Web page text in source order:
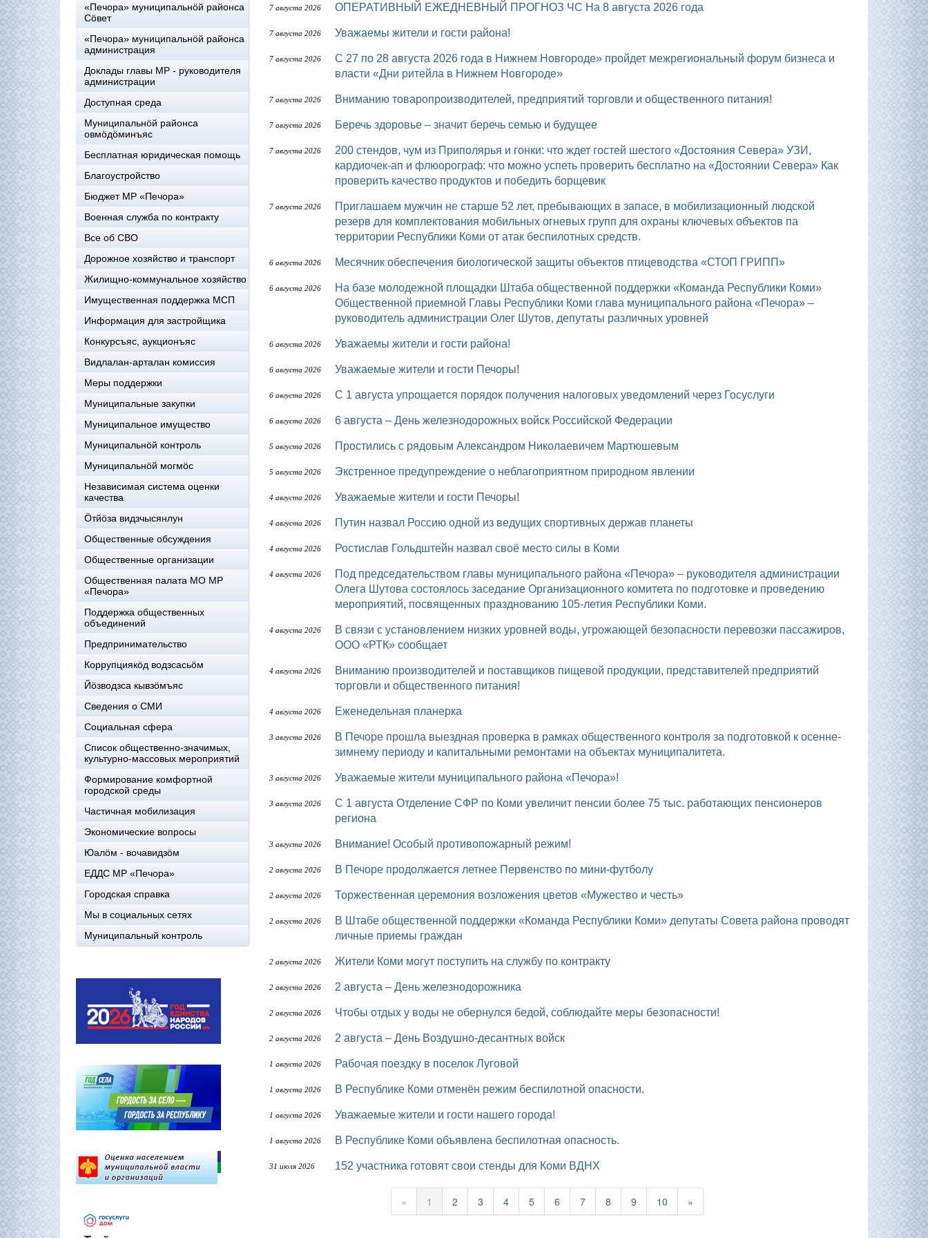
«Печора» муниципальнöй районса
Сöвет
«Печора» муниципальнöй районса
администрация
Доклады главы МР - руководителя
администрации
Доступная среда
Муниципальнöй районса
овмöдöминъяс
Бесплатная юридическая помощь
Благоустройство
Бюджет МР «Печора»
Военная служба по контракту
Все об СВО
Дорожное хозяйство и транспорт
Жилищно-коммунальное хозяйство
Имущественная поддержка МСП
Информация для застройщика
Конкурсъяс, аукционъяс
Видлалан-арталан комиссия
Меры поддержки
Муниципальные закупки
Муниципальное имущество
Муниципальнӧй контроль
Муниципальнöй могмöс
Независимая система оценки
качества
Öтйöза видзчысянлун
Общественные обсуждения
Общественные организации
Общественная палата МО МР
«Печора»
Поддержка общественных
объединений
Предпринимательство
Коррупциякöд водзсасьöм
Йöзводзса кывзöмъяс
Сведения о СМИ
Социальная сфера
Список общественно-значимых,
культурно-массовых мероприятий
Формирование комфортной
городской среды
Частичная мобилизация
Экономические вопросы
Юалӧм - вочавидзӧм
ЕДДС МР «Печора»
Городская справка
Мы в социальных сетях
Муниципальный контроль
7 августа 2026 ОПЕРАТИВНЫЙ ЕЖЕДНЕВНЫЙ ПРОГНОЗ ЧС На 8 августа 2026 года
7 августа 2026 Уважаемы жители и гости района!
7 августа 2026
с 27 по 28 августа 2026 года в Нижнем Новгороде» пройдет межрегиональный форум бизнеса и
власти «Дни ритейла в Нижнем Новгороде»
7 августа 2026 Вниманию товаропроизводителей, предприятий торговли и общественного питания!
7 августа 2026 Беречь здоровье – значит беречь семью и будущее
7 августа 2026
200 стендов, чум из Приполярья и гонки: что ждет гостей шестого «Достояния Севера» УЗИ,
кардиочек-ап и флюорограф: что можно успеть проверить бесплатно на «Достоянии Севера» Как
проверить качество продуктов и победить борщевик
7 августа 2026
Приглашаем мужчин не старше 52 лет, пребывающих в запасе, в мобилизационный людской
резерв для комплектования мобильных огневых групп для охраны ключевых объектов па
территории Республики Коми от атак беспилотных средств.
6 августа 2026 Месячник обеспечения биологической защиты объектов птицеводства «СТОП ГРИПП»
6 августа 2026
На базе молодежной площадки Штаба общественной поддержки «Команда Республики Коми»
Общественной приемной Главы Республики Коми глава муниципального района «Печора» –
руководитель администрации Олег Шутов, депутаты различных уровней
6 августа 2026 Уважаемы жители и гости района!
6 августа 2026 Уважаемые жители и гости Печоры!
6 августа 2026 С 1 августа упрощается порядок получения налоговых уведомлений через Госуслуги
6 августа 2026 6 августа – День железнодорожных войск Российской Федерации
5 августа 2026 Простились с рядовым Александром Николаевичем Мартюшевым
5 августа 2026 Экстренное предупреждение о неблагоприятном природном явлении
4 августа 2026 Уважаемые жители и гости Печоры!
4 августа 2026 Путин назвал Россию одной из ведущих спортивных держав планеты
4 августа 2026 Ростислав Гольдштейн назвал своё место силы в Коми
4 августа 2026
Под председательством главы муниципального района «Печора» – руководителя администрации
Олега Шутова состоялось заседание Организационного комитета по подготовке и проведению
мероприятий, посвященных празднованию 105-летия Республики Коми.
4 августа 2026
В связи с установлением низких уровней воды, угрожающей безопасности перевозки пассажиров,
ООО «РТК» сообщает
4 августа 2026
Вниманию производителей и поставщиков пищевой продукции, представителей предприятий
торговли и общественного питания!
4 августа 2026 Еженедельная планерка
3 августа 2026
В Печоре прошла выездная проверка в рамках общественного контроля за подготовкой к осенне-
зимнему периоду и капитальными ремонтами на объектах муниципалитета.
3 августа 2026 Уважаемые жители муниципального района «Печора»!
3 августа 2026
С 1 августа Отделение СФР по Коми увеличит пенсии более 75 тыс. работающих пенсионеров
региона
3 августа 2026 Внимание! Особый противопожарный режим!
2 августа 2026 В Печоре продолжается летнее Первенство по мини-футболу
2 августа 2026 Торжественная церемония возложения цветов «Мужество и честь»
2 августа 2026
В Штабе общественной поддержки «Команда Республики Коми» депутаты Совета района проводят
личные приемы граждан
2 августа 2026 Жители Коми могут поступить на службу по контракту
2 августа 2026 2 августа – День железнодорожника
2 августа 2026 Чтобы отдых у воды не обернулся бедой, соблюдайте меры безопасности!
2 августа 2026 2 августа – День Воздушно-десантных войск
1 августа 2026 Рабочая поездку в поселок Луговой
1 августа 2026 В Республике Коми отменён режим беспилотной опасности.
1 августа 2026 Уважаемые жители и гости нашего города!
1 августа 2026 В Республике Коми объявлена беспилотная опасность.
31 июля 2026 152 участника готовят свои стенды для Коми ВДНХ
« 1 2 3 4 5 6 7 8 9 10 »